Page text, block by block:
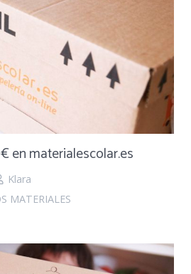
en materialescolar.es
Klara
MATERIALES